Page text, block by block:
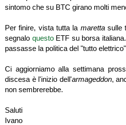
sintomo che su BTC girano molti
Per finire, vista tutta la marettasulle
segnalo questoETF su borsa
passasse la politica del "tutto
Ci aggiorniamo alla settimana
discesa è l'inizio dell'armageddon,
non sembrerebbe.
Saluti
Ivano